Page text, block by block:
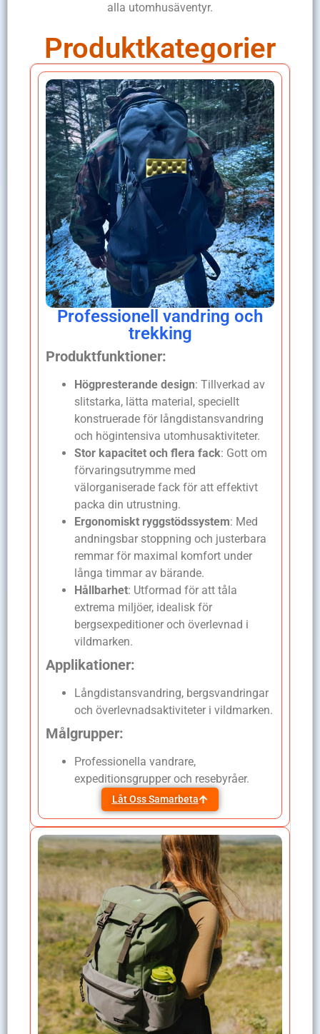
alla utomhusäventyr.
Produktkategorier
Professionell vandring och
trekking
Produktfunktioner:
Högpresterande design: Tillverkad av
slitstarka, lätta material, speciellt
konstruerade för långdistansvandring
och högintensiva utomhusaktiviteter.
Stor kapacitet och flera fack: Gott om
förvaringsutrymme med
välorganiserade fack för att effektivt
packa din utrustning.
Ergonomiskt ryggstödssystem: Med
andningsbar stoppning och justerbara
remmar för maximal komfort under
långa timmar av bärande.
Hållbarhet: Utformad för att tåla
extrema miljöer, idealisk för
bergsexpeditioner och överlevnad i
vildmarken.
Applikationer:
Långdistansvandring, bergsvandringar
och överlevnadsaktiviteter i vildmarken.
Målgrupper:
Professionella vandrare,
expeditionsgrupper och resebyråer.
Låt Oss Samarbeta